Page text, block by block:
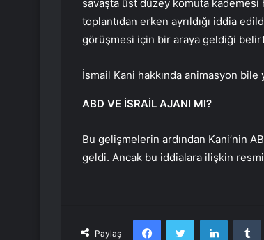
savaşta üst düzey komuta kademesi
toplantıdan erken ayrıldığı iddia
görüşmesi için bir araya geldiği
İsmail Kani hakkında animasyon bile
ABD VE İSRAİL AJANI MI?
Bu gelişmelerin ardından Kani’nin
geldi. Ancak bu iddialara ilişkin resmi
Paylaş
FacebookTwitter LinkedIn